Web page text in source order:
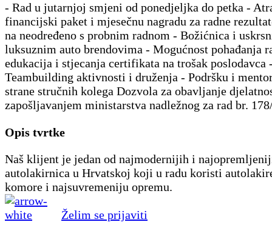
- Rad u jutarnjoj smjeni od ponedjeljka do petka -
financijski paket i mjesečnu nagradu za radne
na neodređeno s probnim radnom - Božićnica i
luksuznim auto brendovima - Mogućnost pohađanja
edukacija i stjecanja certifikata na trošak poslodavca
Teambuilding aktivnosti i druženja - Podršku i
strane stručnih kolega Dozvola za obavljanje
zapošljavanjem ministarstva nadležnog za rad br.
Opis tvrtke
Naš klijent je jedan od najmodernijih i
autolakirnica u Hrvatskoj koji u radu koristi
komore i najsuvremeniju opremu.
Želim se prijaviti